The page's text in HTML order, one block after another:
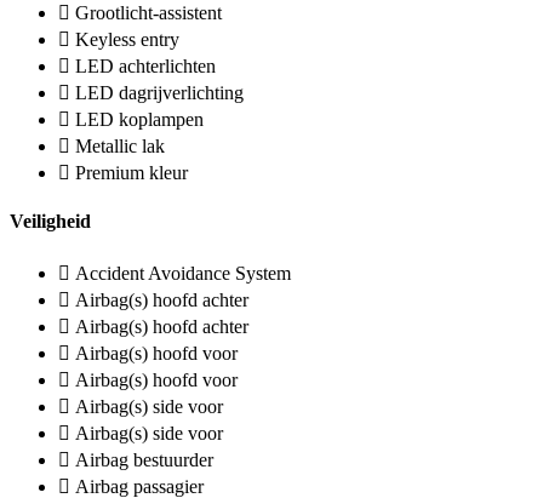
Grootlicht-assistent
Keyless entry
LED achterlichten
LED dagrijverlichting
LED koplampen
Metallic lak
Premium kleur
Veiligheid
Accident Avoidance System
Airbag(s) hoofd achter
Airbag(s) hoofd achter
Airbag(s) hoofd voor
Airbag(s) hoofd voor
Airbag(s) side voor
Airbag(s) side voor
Airbag bestuurder
Airbag passagier